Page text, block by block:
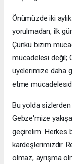
Önümüzde iki
yorulmadan, ilk
Çünkü bizim
mücadelesi değil;
üyelerimize daha
etme
Bu yolda
Gebze'mize
geçirelim. Herkes
kardeşlerimizdir.
olmaz, ayrışma